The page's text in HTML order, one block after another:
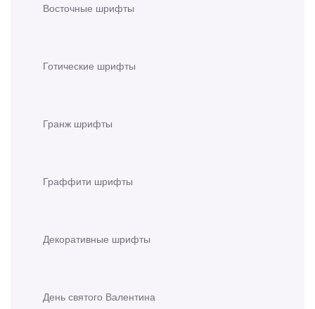
Восточные шрифты
Готические шрифты
Гранж шрифты
Граффити шрифты
Декоративные шрифты
День святого Валентина